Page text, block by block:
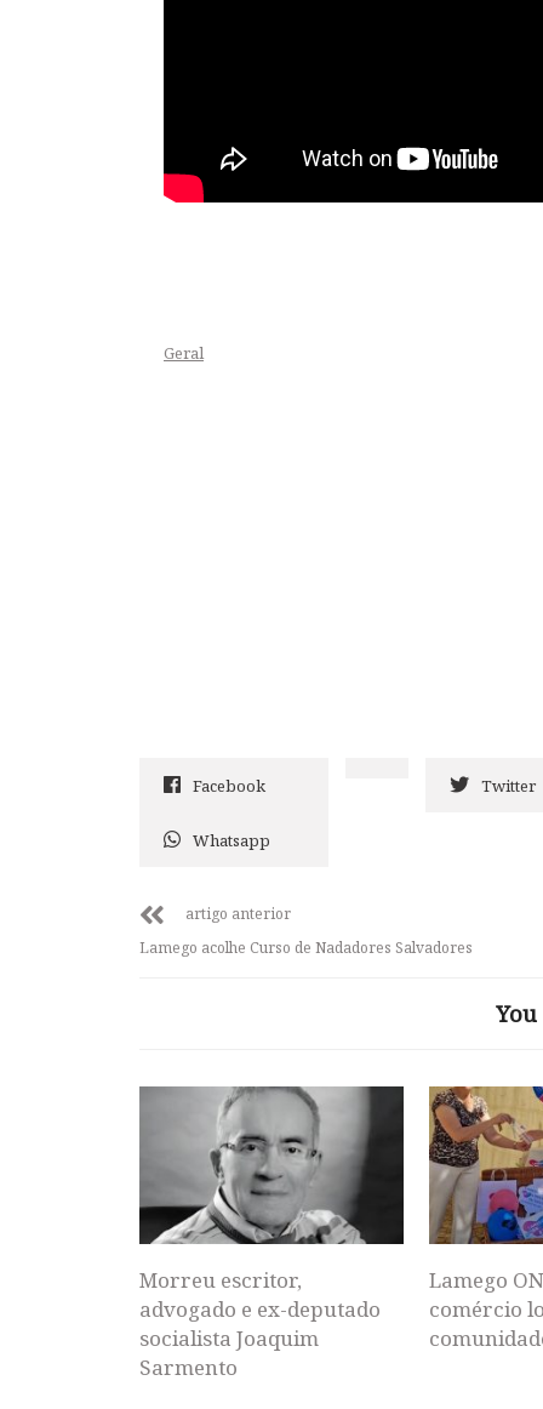
Geral
Facebook Twitter
Whatsapp
artigo anterior
Lamego acolhe Curso de Nadadores Salvadores
Morreu escritor,
advogado e ex-deputado
socialista Joaquim
Sarmento
Lamego
comércio